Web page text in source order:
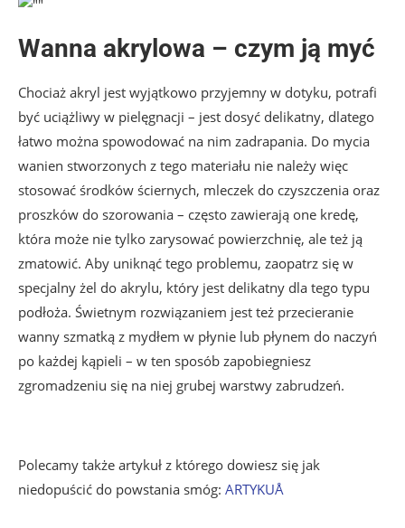
Wanna akrylowa – czym ją myć
Chociaż akryl jest wyjątkowo przyjemny w dotyku, potrafi
być uciążliwy w pielęgnacji – jest dosyć delikatny, dlatego
łatwo można spowodować na nim zadrapania. Do mycia
wanien stworzonych z tego materiału nie należy więc
stosować środków ściernych, mleczek do czyszczenia oraz
proszków do szorowania – często zawierają one kredę,
która może nie tylko zarysować powierzchnię, ale też ją
zmatowić. Aby uniknąć tego problemu, zaopatrz się w
specjalny żel do akrylu, który jest delikatny dla tego typu
podłoża. Świetnym rozwiązaniem jest też przecieranie
wanny szmatką z mydłem w płynie lub płynem do naczyń
po każdej kąpieli – w ten sposób zapobiegniesz
zgromadzeniu się na niej grubej warstwy zabrudzeń.
Polecamy także artykuł z którego dowiesz się jak
niedopuścić do powstania smóg: ARTYKUÅ